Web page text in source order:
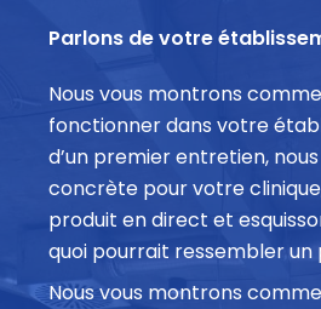
Parlons de votre
Nous vous montrons
fonctionner dans votre
d’un premier entretien,
concrète pour votre
produit en direct et
quoi pourrait ressembler un
Nous vous montrons